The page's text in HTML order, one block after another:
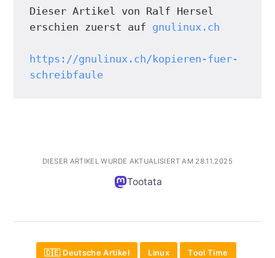
Dieser Artikel von Ralf Hersel
erschien zuerst auf gnulinux.ch
https://gnulinux.ch/kopieren-fuer-
schreibfaule
DIESER ARTIKEL WURDE AKTUALISIERT AM 28.11.2025
Tootata
🇩🇪 Deutsche Artikel Linux Tool Time